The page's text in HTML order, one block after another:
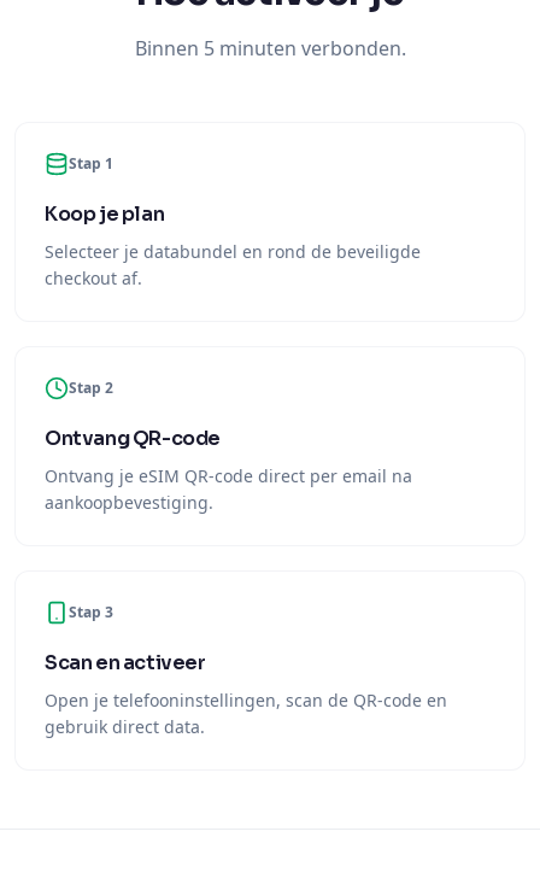
Binnen 5 minuten verbonden.
Stap 1
Koop je plan
Selecteer je databundel en rond de beveiligde
checkout af.
Stap 2
Ontvang QR-code
Ontvang je eSIM QR-code direct per email na
aankoopbevestiging.
Stap 3
Scan en activeer
Open je telefooninstellingen, scan de QR-code en
gebruik direct data.